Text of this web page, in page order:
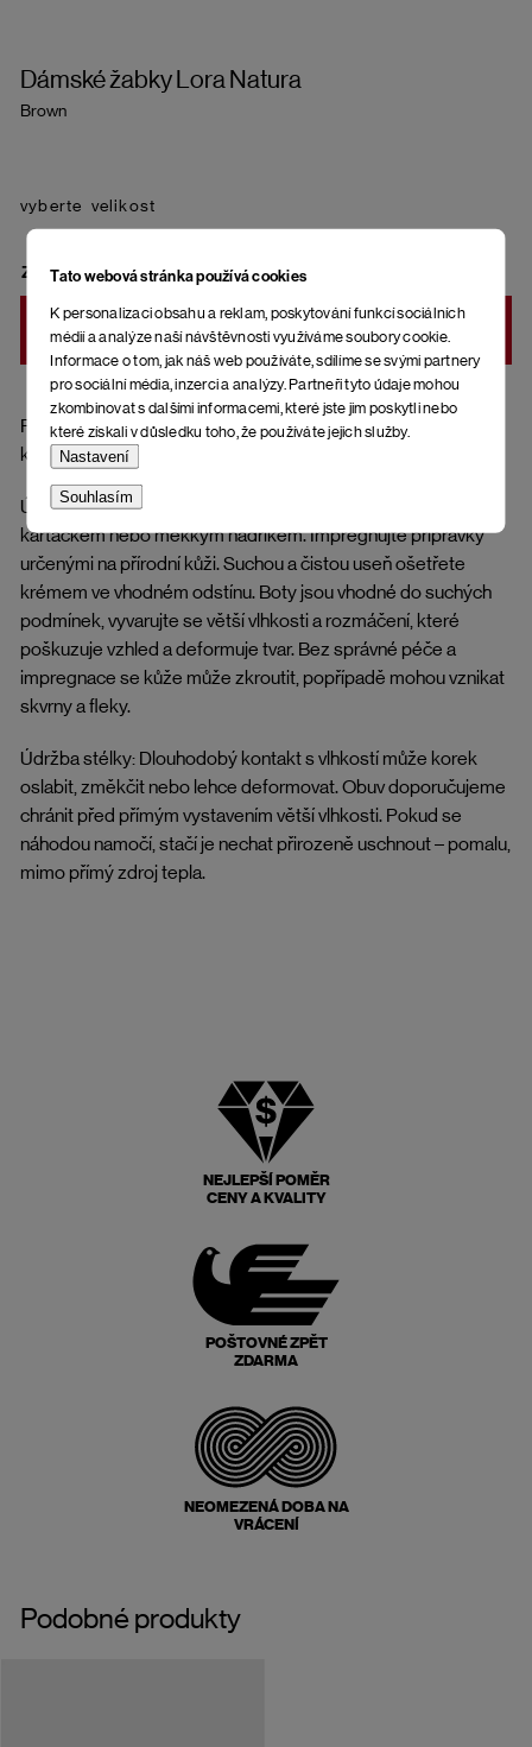
Tato webová stránka používá cookies
K personalizaci obsahu a reklam, poskytování funkcí sociálních
médií a analýze naší návštěvnosti využíváme soubory cookie.
Informace o tom, jak náš web používáte, sdílíme se svými partnery
pro sociální média, inzerci a analýzy. Partneři tyto údaje mohou
zkombinovat s dalšími informacemi, které jste jim poskytli nebo
které získali v důsledku toho, že používáte jejich služby.
Nastavení
Souhlasím
Dámské žabky Lora Natura
Brown
Pásky přes nohy z přírodní kůže (hladká useň), ortopedická
korková stélka potažená kůží a spodní část podrážky z gumy.
Údržba hladkých usní (pásky): Nečistoty odstraníte jemným
kartáčkem nebo měkkým hadříkem. Impregnujte přípravky
určenými na přírodní kůži. Suchou a čistou useň ošetřete
krémem ve vhodném odstínu. Boty jsou vhodné do suchých
podmínek, vyvarujte se větší vlhkosti a rozmáčení, které
poškuzuje vzhled a deformuje tvar. Bez správné péče a
impregnace se kůže může zkroutit, popřípadě mohou vznikat
skvrny a fleky.
Údržba stélky: Dlouhodobý kontakt s vlhkostí může korek
oslabit, změkčit nebo lehce deformovat. Obuv doporučujeme
chránit před přímým vystavením větší vlhkosti. Pokud se
náhodou namočí, stačí je nechat přirozeně uschnout – pomalu,
mimo přímý zdroj tepla.
velikost
ZVOLTE VARIANTU
DO KOŠÍKU
NEJLEPŠÍ POMĚR
CENY A KVALITY
POŠTOVNÉ ZPĚT
ZDARMA
NEOMEZENÁ DOBA NA
VRÁCENÍ
Podobné produkty